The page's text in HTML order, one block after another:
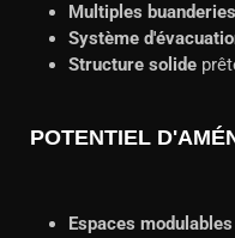
Multiples buanderies
Système
Structure solide
POTENTIEL
Espaces modulables